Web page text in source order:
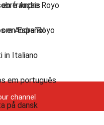
channel
Andre Royo
Andre Royo
français
en Español
Italiano
português
på dansk